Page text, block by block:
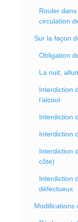
Rouler
circulation
Sur la façon
Obligation
La nuit,
Interdiction
l’alcool
Interdiction
Interdiction
Interdiction
côte)
Interdiction
défectueux
Modifications